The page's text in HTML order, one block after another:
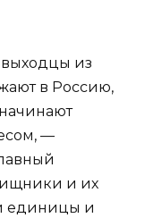
выходцы из
в Россию,
—
и их
единицы и